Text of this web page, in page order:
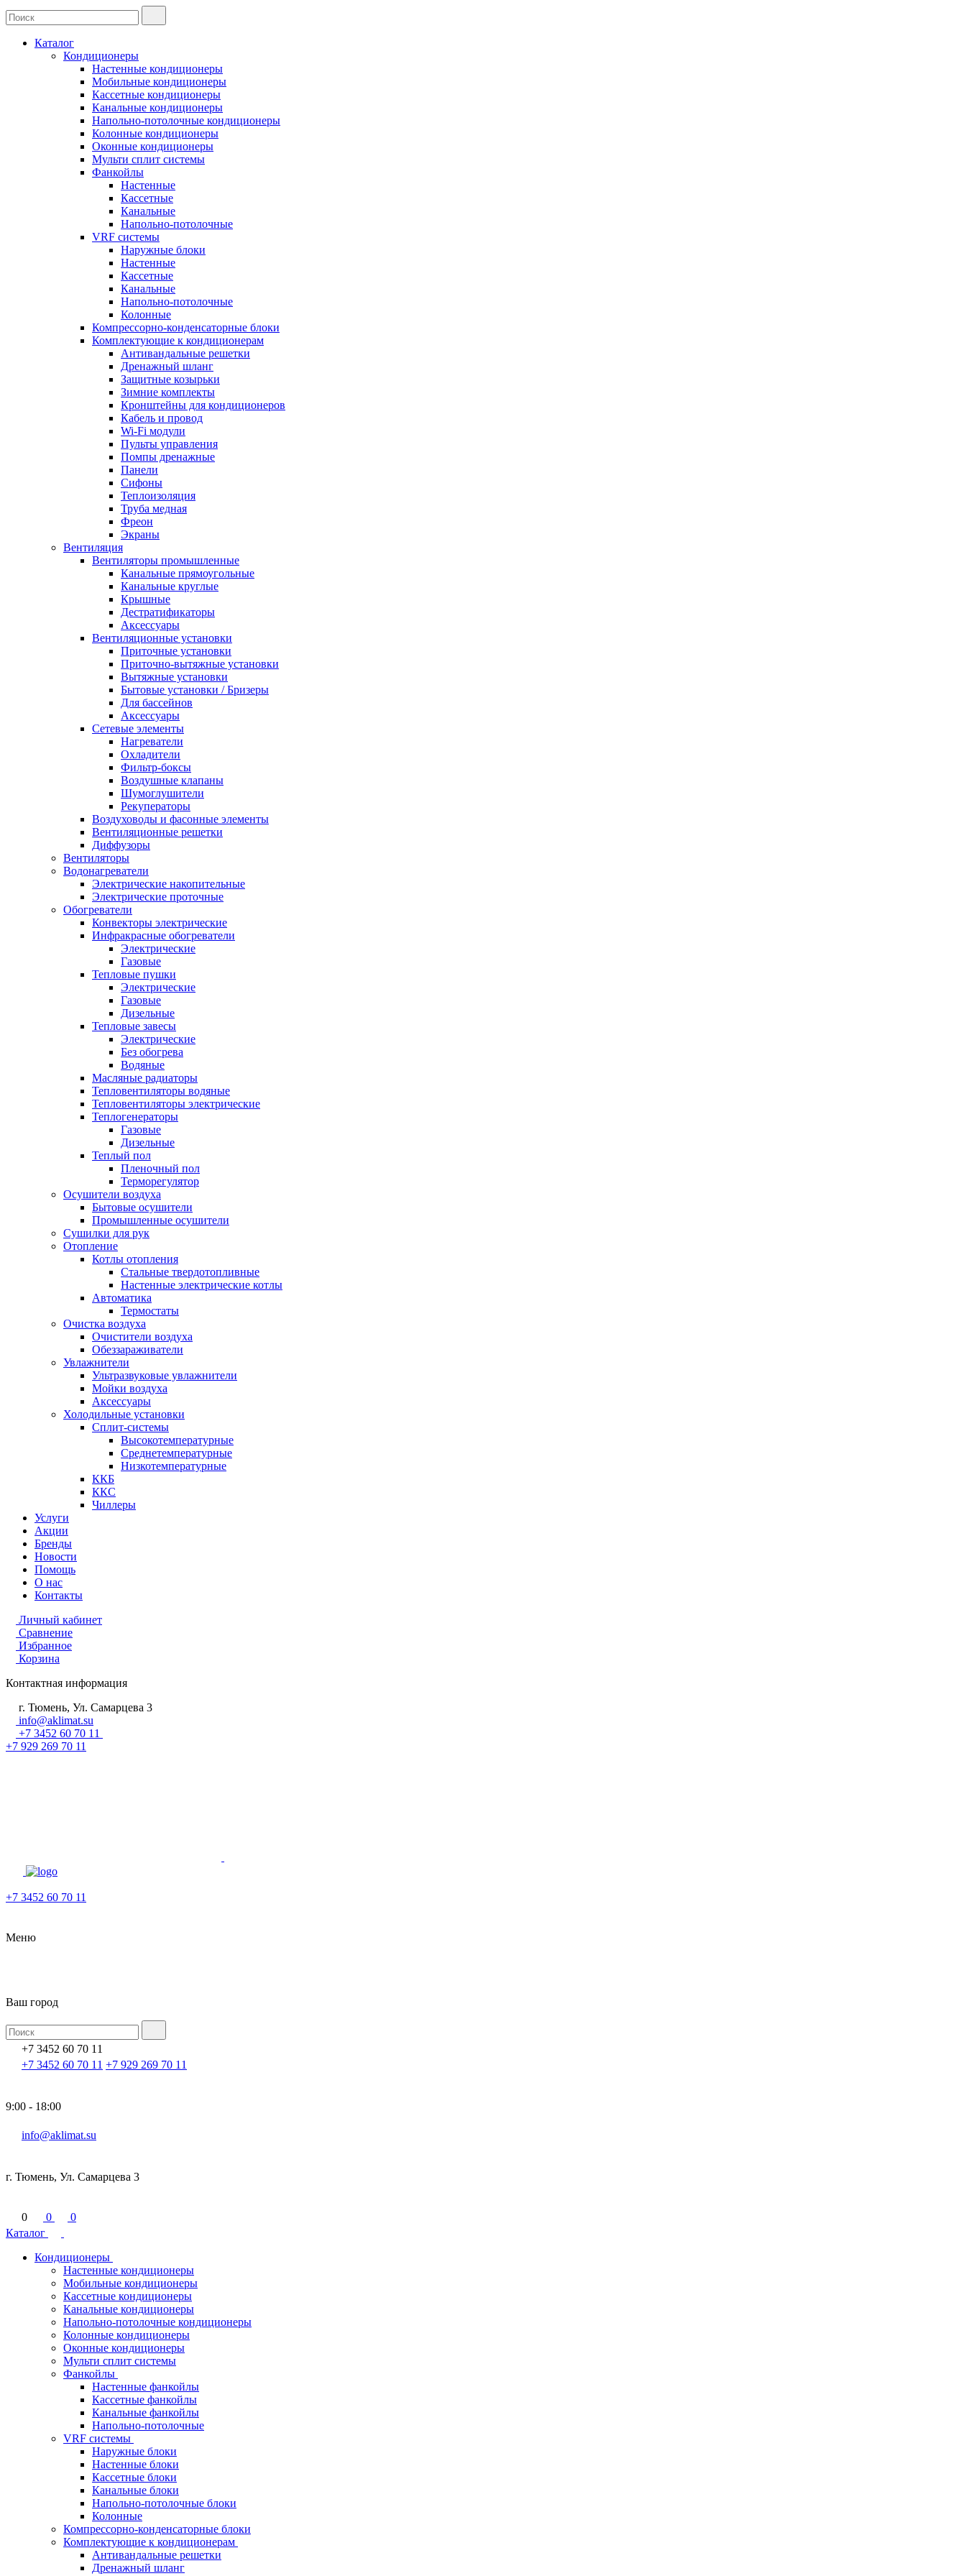
Каталог
Кондиционеры
Настенные кондиционеры
Мобильные кондиционеры
Кассетные кондиционеры
Канальные кондиционеры
Напольно-потолочные кондиционеры
Колонные кондиционеры
Оконные кондиционеры
Мульти сплит системы
Фанкойлы
Настенные
Кассетные
Канальные
Напольно-потолочные
VRF системы
Наружные блоки
Настенные
Кассетные
Канальные
Напольно-потолочные
Колонные
Компрессорно-конденсаторные блоки
Комплектующие к кондиционерам
Антивандальные решетки
Дренажный шланг
Защитные козырьки
Зимние комплекты
Кронштейны для кондиционеров
Кабель и провод
Wi-Fi модули
Пульты управления
Помпы дренажные
Панели
Сифоны
Теплоизоляция
Труба медная
Фреон
Экраны
Вентиляция
Вентиляторы промышленные
Канальные прямоугольные
Канальные круглые
Крышные
Дестратификаторы
Аксессуары
Вентиляционные установки
Приточные установки
Приточно-вытяжные установки
Вытяжные установки
Бытовые установки / Бризеры
Для бассейнов
Аксессуары
Сетевые элементы
Нагреватели
Охладители
Фильтр-боксы
Воздушные клапаны
Шумоглушители
Рекуператоры
Воздуховоды и фасонные элементы
Вентиляционные решетки
Диффузоры
Вентиляторы
Водонагреватели
Электрические накопительные
Электрические проточные
Обогреватели
Конвекторы электрические
Инфракрасные обогреватели
Электрические
Газовые
Тепловые пушки
Электрические
Газовые
Дизельные
Тепловые завесы
Электрические
Без обогрева
Водяные
Масляные радиаторы
Тепловентиляторы водяные
Тепловентиляторы электрические
Теплогенераторы
Газовые
Дизельные
Теплый пол
Пленочный пол
Терморегулятор
Осушители воздуха
Бытовые осушители
Промышленные осушители
Сушилки для рук
Отопление
Котлы отопления
Стальные твердотопливные
Настенные электрические котлы
Автоматика
Термостаты
Очистка воздуха
Очистители воздуха
Обеззараживатели
Увлажнители
Ультразвуковые увлажнители
Мойки воздуха
Аксессуары
Холодильные установки
Сплит-системы
Высокотемпературные
Среднетемпературные
Низкотемпературные
ККБ
ККС
Чиллеры
Услуги
Акции
Бренды
Новости
Помощь
О нас
Контакты
Личный кабинет
Сравнение
Избранное
Корзина
Контактная информация
г. Тюмень, Ул. Самарцева 3
info@aklimat.su
+7 3452 60 70 11
+7 929 269 70 11
+7 3452 60 70 11
Меню
Ваш город
+7 3452 60 70 11
+7 3452 60 70 11 +7 929 269 70 11
9:00 - 18:00
info@aklimat.su
г. Тюмень, Ул. Самарцева 3
0 0
0
Каталог
Кондиционеры
Настенные кондиционеры
Мобильные кондиционеры
Кассетные кондиционеры
Канальные кондиционеры
Напольно-потолочные кондиционеры
Колонные кондиционеры
Оконные кондиционеры
Мульти сплит системы
Фанкойлы
Настенные фанкойлы
Кассетные фанкойлы
Канальные фанкойлы
Напольно-потолочные
VRF системы
Наружные блоки
Настенные блоки
Кассетные блоки
Канальные блоки
Напольно-потолочные блоки
Колонные
Компрессорно-конденсаторные блоки
Комплектующие к кондиционерам
Антивандальные решетки
Дренажный шланг